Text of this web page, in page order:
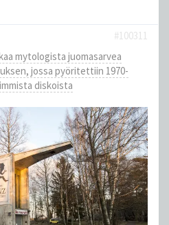
#100311
mytologista juomasarvea
jossa pyöritettiin 1970-
diskoista